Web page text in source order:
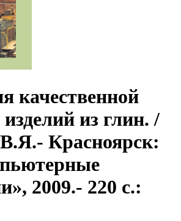
качественной
из глин. /
Красноярск:
2009.- 220 с.: